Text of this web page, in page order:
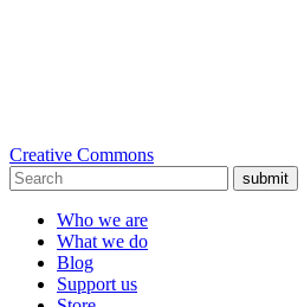
Creative Commons
submit
Who we are
What we do
Blog
Support us